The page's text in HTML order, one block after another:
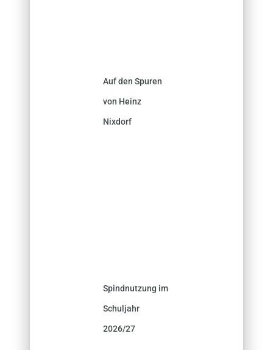
Auf den Spuren
von Heinz
Nixdorf
Spindnutzung im
Schuljahr
2026/27